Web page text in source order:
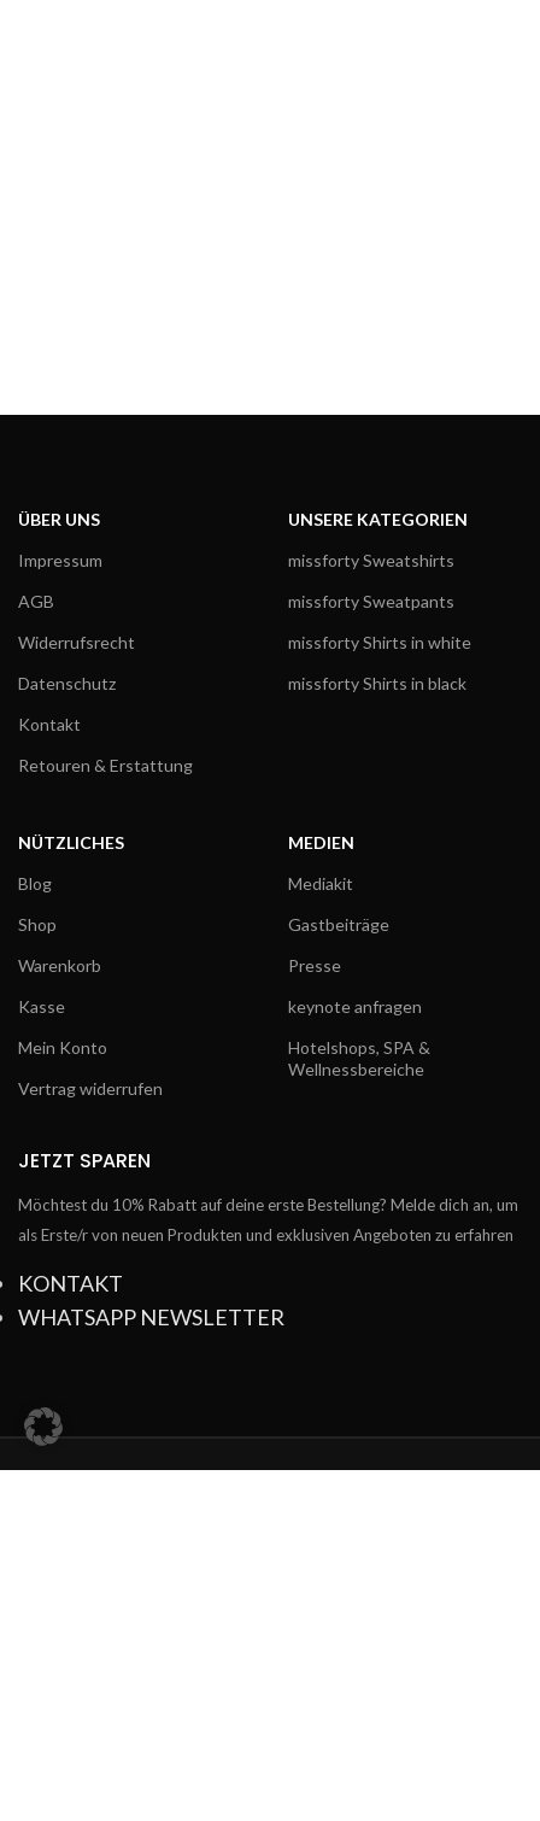
ÜBER UNS
Impressum
AGB
Widerrufsrecht
Datenschutz
Kontakt
Retouren & Erstattung
UNSERE KATEGORIEN
missforty Sweatshirts
missforty Sweatpants
missforty Shirts in white
missforty Shirts in black
NÜTZLICHES
Blog
Shop
Warenkorb
Kasse
Mein Konto
Vertrag widerrufen
MEDIEN
Mediakit
Gastbeiträge
Presse
keynote anfragen
Hotelshops, SPA &
Wellnessbereiche
JETZT SPAREN
Möchtest du 10% Rabatt auf deine erste Bestellung? Melde dich an, um
als Erste/r von neuen Produkten und exklusiven Angeboten zu erfahren
KONTAKT
WHATSAPP NEWSLETTER